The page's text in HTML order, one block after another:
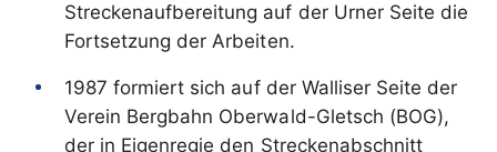
Streckenaufbereitung auf der Urner Seite die
Fortsetzung der Arbeiten.
1987 formiert sich auf der Walliser Seite der
Verein Bergbahn Oberwald-Gletsch (BOG),
der in Eigenregie den Streckenabschnitt